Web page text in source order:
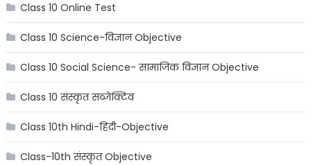
Class 10 Online Test
Class 10 Science-विज्ञान Objective
Class 10 Social Science- सामाजिक विज्ञान Objective
Class 10 संस्कृत सब्जेक्टिव
Class 10th Hindi-हिंदी-Objective
Class-10th संस्कृत Objective